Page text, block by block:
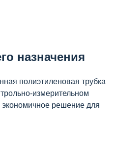
назначения
полиэтиленовая трубка
измерительном
решение для